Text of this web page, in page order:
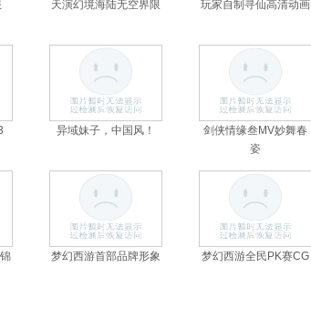
天演幻境海陆无空界限 玩家自制寻仙高清动画
异域妹子，中国风！
剑侠情缘叁MV妙舞春
姿
梦幻西游首部品牌形象 梦幻西游全民PK赛CG